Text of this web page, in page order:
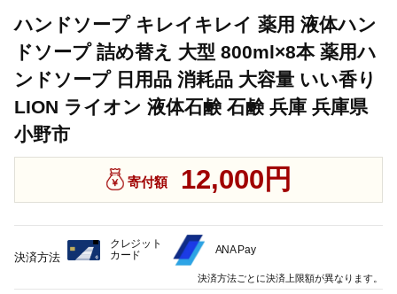
ハンドソープ キレイキレイ 薬用 液体ハン
ドソープ 詰め替え 大型 800ml×8本 薬用ハ
ンドソープ 日用品 消耗品 大容量 いい香り
LION ライオン 液体石鹸 石鹸 兵庫 兵庫県
小野市
寄付額 12,000円
決済方法
クレジット
カード
ANA Pay
決済方法ごとに決済上限額が異なります。